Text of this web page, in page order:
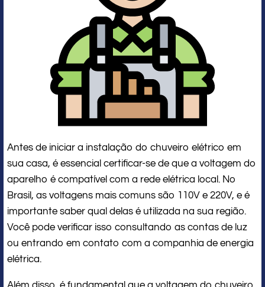
Antes de iniciar a instalação do chuveiro elétrico em
sua casa, é essencial certificar-se de que a voltagem do
aparelho é compatível com a rede elétrica local. No
Brasil, as voltagens mais comuns são 110V e 220V, e é
importante saber qual delas é utilizada na sua região.
Você pode verificar isso consultando as contas de luz
ou entrando em contato com a companhia de energia
elétrica.